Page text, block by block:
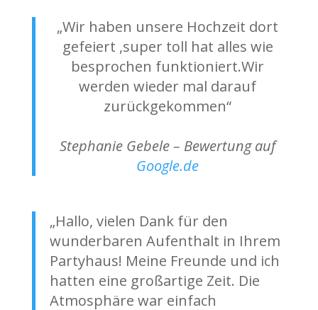
„Wir haben unsere Hochzeit dort
gefeiert ,super toll hat alles wie
besprochen funktioniert.Wir
werden wieder mal darauf
zurückgekommen“
Stephanie Gebele – Bewertung auf
Google.de
„Hallo, vielen Dank für den
wunderbaren Aufenthalt in Ihrem
Partyhaus! Meine Freunde und ich
hatten eine großartige Zeit. Die
Atmosphäre war einfach